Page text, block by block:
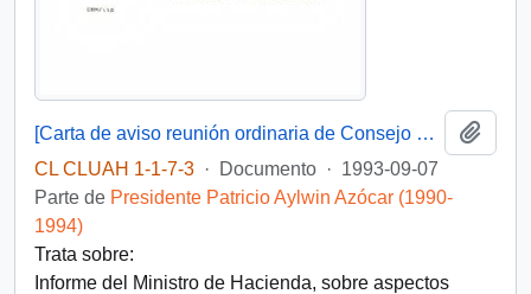
[Carta de aviso reunión ordinaria de Consejo de Gabinete y Acta Consejo de Gabinete 09-09-93 ]
CL CLUAH 1-1-7-3 · Documento · 1993-09-07
Parte de Presidente Patricio Aylwin Azócar (1990-
1994)
Trata sobre:
Informe del Ministro de Hacienda, sobre aspectos